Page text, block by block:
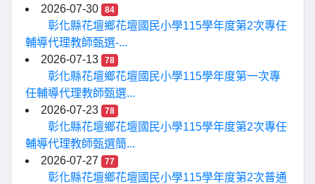
2026-07-30
84
彰化縣花壇鄉花壇國民小學115學年度第2次專任
輔導代理教師甄選-...
2026-07-13
78
彰化縣花壇鄉花壇國民小學115學年度第一次專
任輔導代理教師甄選...
2026-07-23
78
彰化縣花壇鄉花壇國民小學115學年度第2次專任
輔導代理教師甄選簡...
2026-07-27
77
彰化縣花壇鄉花壇國民小學115學年度第2次普通